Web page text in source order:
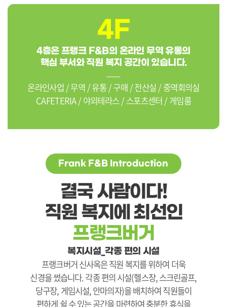
4F
4층은 프랭크 F&B의 온라인 무역 유통의
핵심 부서와 직원 복지 공간이 있습니다.
온라인사업 / 무역 / 유통 / 구매 / 전산실 / 중역회의실
CAFETERIA / 야외테라스 / 스포츠센터 / 게임룸
Frank F&B Introduction
결국 사람이다!
직원 복지에 최선인
프랭크버거
복지시설_각종 편의 시설
프랭크버거 신사옥은 직원 복지를 위하여 더욱
신경을 썼습니다. 각종 편의 시설(헬스장, 스크린골프,
당구장, 게임시설, 안마의자)을 배치하여 직원들이
편하게 쉴 수 있는 공간을 마련하여 충분한 휴식을